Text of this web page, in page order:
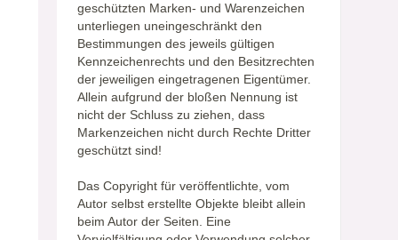
geschützten Marken- und Warenzeichen
unterliegen uneingeschränkt den
Bestimmungen des jeweils gültigen
Kennzeichenrechts und den Besitzrechten
der jeweiligen eingetragenen Eigentümer.
Allein aufgrund der bloßen Nennung ist
nicht der Schluss zu ziehen, dass
Markenzeichen nicht durch Rechte Dritter
geschützt sind!
Das Copyright für veröffentlichte, vom
Autor selbst erstellte Objekte bleibt allein
beim Autor der Seiten. Eine